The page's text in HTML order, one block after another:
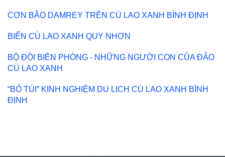
CƠN BÃO DAMREY TRÊN CÙ LAO XANH BÌNH ĐỊNH
BIỂN CÙ LAO XANH QUY NHƠN
BỘ ĐỘI BIÊN PHÒNG - NHỮNG NGƯỜI CON CỦA ĐẢO
CÙ LAO XANH
“BỎ TÚI” KINH NGHIỆM DU LỊCH CÙ LAO XANH BÌNH
ĐỊNH